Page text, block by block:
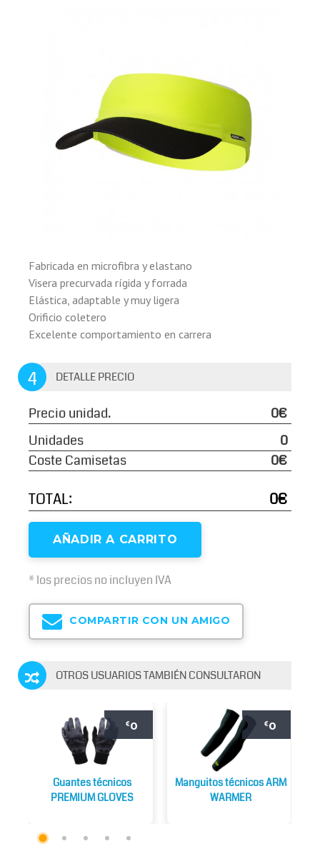
Fabricada en microfibra y elastano
Visera precurvada rígida y forrada
Elástica, adaptable y muy ligera
Orificio coletero
Excelente comportamiento en carrera
4 DETALLE PRECIO
Precio unidad.
0€
Unidades
0
Coste Camisetas
0€
TOTAL: 0€
AÑADIR A CARRITO
* los precios no incluyen IVA
COMPARTIR CON UN AMIGO
OTROS USUARIOS TAMBIÉN CONSULTARON
€0
Guantes técnicos
PREMIUM GLOVES
€0
Manguitos técnicos ARM
WARMER